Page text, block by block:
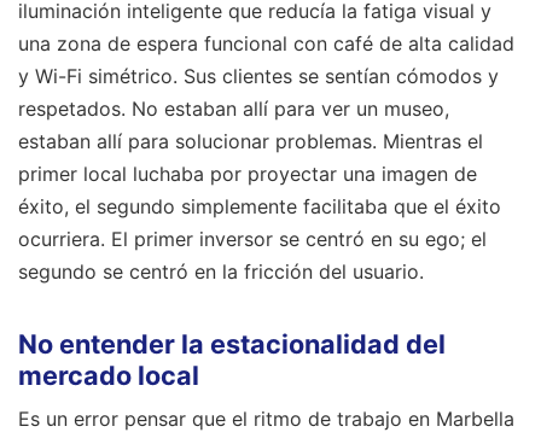
iluminación inteligente que reducía la fatiga visual y
una zona de espera funcional con café de alta calidad
y Wi-Fi simétrico. Sus clientes se sentían cómodos y
respetados. No estaban allí para ver un museo,
estaban allí para solucionar problemas. Mientras el
primer local luchaba por proyectar una imagen de
éxito, el segundo simplemente facilitaba que el éxito
ocurriera. El primer inversor se centró en su ego; el
segundo se centró en la fricción del usuario.
No entender la estacionalidad del
mercado local
Es un error pensar que el ritmo de trabajo en Marbella